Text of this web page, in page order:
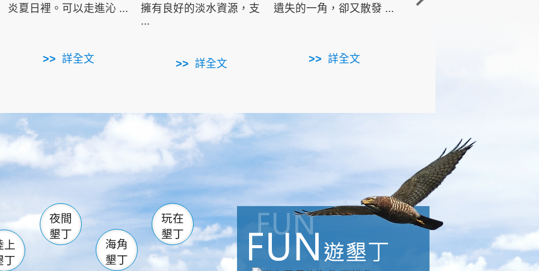
炎夏日裡。可以走進沁 ...
詳全文
擁有良好的淡水資源，支
...
詳全文
遺失的一角，卻又散發 ...
詳全文
著礁岸，旺盛的侵蝕作
南仁湖
滿州 佳樂水
森林遊樂區
墾管處遊客中心
社頂公園 風吹沙
船帆石 龍磐公園
香蕉灣 龍坑
鵝鑾鼻
上
丁
夜間
墾丁
海角
墾丁
玩在
墾丁